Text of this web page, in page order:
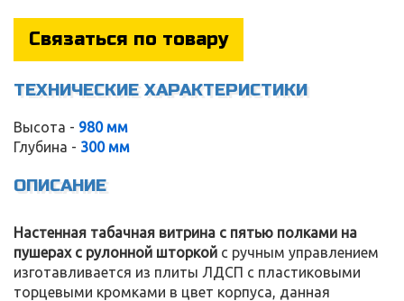
Связаться по товару
ТЕХНИЧЕСКИЕ ХАРАКТЕРИСТИКИ
Высота - 980 мм
Глубина - 300 мм
ОПИСАНИЕ
Настенная табачная витрина с пятью полками на
пушерах с рулонной шторкой с ручным управлением
изготавливается из плиты ЛДСП с пластиковыми
торцевыми кромками в цвет корпуса, данная